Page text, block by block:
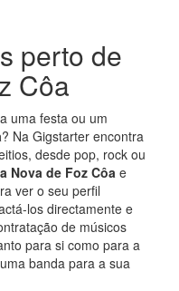
perto de
Côa
uma festa ou um
? Na Gigstarter encontra
desde pop, rock ou
Nova de Foz Côa e
ver o seu perfil
los directamente e
de músicos
para si como para a
banda para a sua